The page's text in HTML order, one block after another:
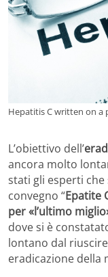
Hepatitis C written on a
L’obiettivo dell’
ancora molto
stati gli esperti
convegno “Epatite
per «l’ultimo
dove si è
lontano dal
eradicazione della